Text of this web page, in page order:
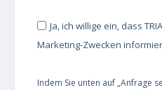
Ja, ich willige ein, dass
Marketing-Zwecken
Indem Sie unten auf „Anfrage